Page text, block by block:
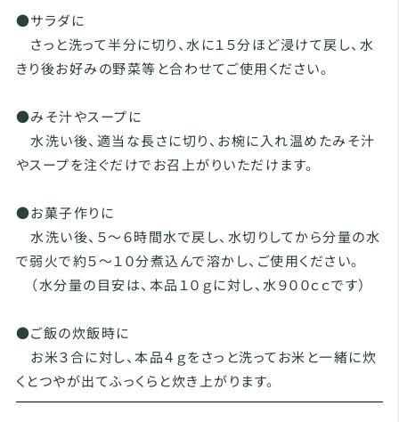
●サラダに
さっと洗って半分に切り、水に１５分ほど浸けて戻し、水
きり後お好みの野菜等と合わせてご使用ください。
●みそ汁やスープに
水洗い後、適当な長さに切り、お椀に入れ温めたみそ汁
やスープを注ぐだけでお召上がりいただけます。
●お菓子作りに
水洗い後、５～６時間水で戻し、水切りしてから分量の水
で弱火で約５～１０分煮込んで溶かし、ご使用ください。
（水分量の目安は、本品１０ｇに対し、水９００ｃｃです）
●ご飯の炊飯時に
お米３合に対し、本品４ｇをさっと洗ってお米と一緒に炊
くとつやが出てふっくらと炊き上がります。